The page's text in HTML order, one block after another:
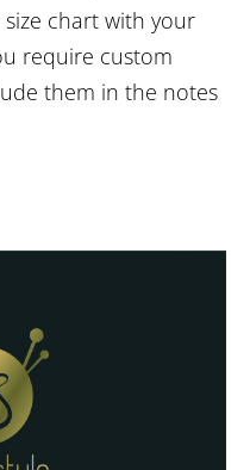
chart with your
require custom
them in the notes